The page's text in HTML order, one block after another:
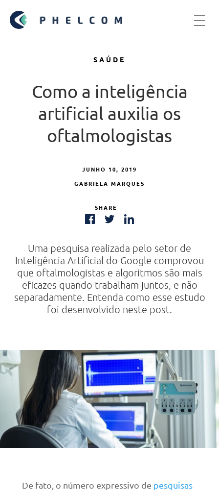
SAÚDE
Como a inteligência
artificial auxilia os
oftalmologistas
JUNHO 10, 2019
GABRIELA MARQUES
SHARE
Uma pesquisa realizada pelo setor de
Inteligência Artificial do Google comprovou
que oftalmologistas e algoritmos são mais
eficazes quando trabalham juntos, e não
separadamente. Entenda como esse estudo
foi desenvolvido neste post.
De fato, o número expressivo de pesquisas